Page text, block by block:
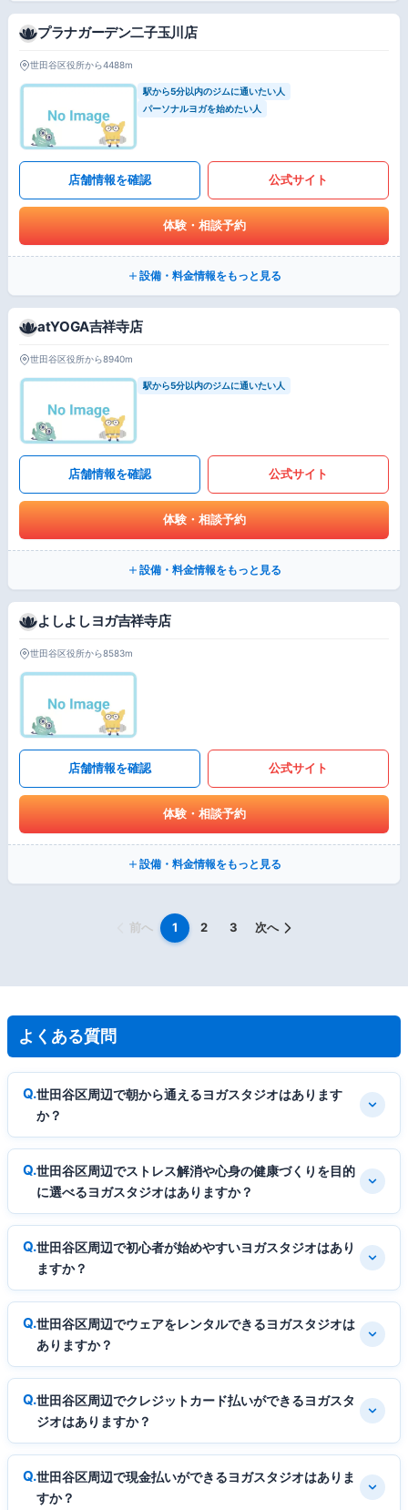
プラナガーデン二子玉川店
世田谷区役所から4488m
駅から5分以内のジムに通いたい人
パーソナルヨガを始めたい人
店舗情報を確認 公式サイト
体験・相談予約
設備・料金情報をもっと見る
atYOGA吉祥寺店
世田谷区役所から8940m
駅から5分以内のジムに通いたい人
店舗情報を確認 公式サイト
体験・相談予約
設備・料金情報をもっと見る
よしよしヨガ吉祥寺店
世田谷区役所から8583m
店舗情報を確認 公式サイト
体験・相談予約
設備・料金情報をもっと見る
前へ 1 2 3 次へ
よくある質問
世田谷区周辺で朝から通えるヨガスタジオはあります
か？
世田谷区周辺でストレス解消や心身の健康づくりを目的
に選べるヨガスタジオはありますか？
世田谷区周辺で初心者が始めやすいヨガスタジオはあり
ますか？
世田谷区周辺でウェアをレンタルできるヨガスタジオは
ありますか？
世田谷区周辺でクレジットカード払いができるヨガスタ
ジオはありますか？
世田谷区周辺で現金払いができるヨガスタジオはありま
すか？